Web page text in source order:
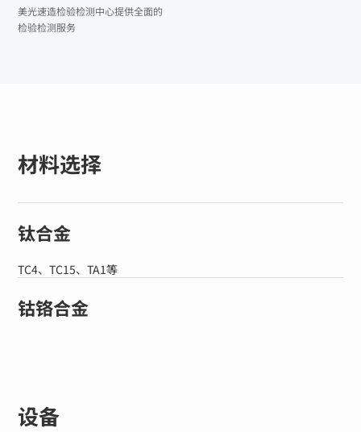
美光速造检验检测中心提供全面的
检验检测服务
材料选择
钛合金
TC4、TC15、TA1等
钴铬合金
设备